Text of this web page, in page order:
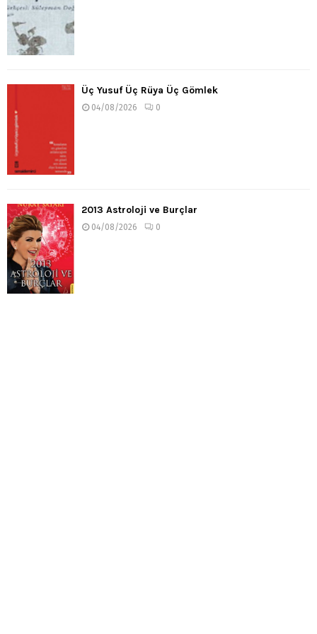
Üç Yusuf Üç Rüya Üç Gömlek
04/08/2026 0
2013 Astroloji ve Burçlar
04/08/2026 0